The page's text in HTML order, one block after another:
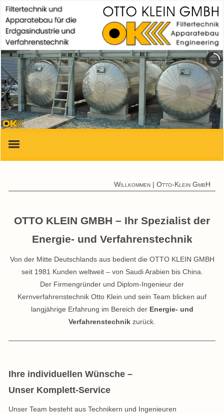
Produkte & Leistungen
Zertifikate
Kontakt & Anfahrt
Referenzen
Willkommen | Otto-Klein GmbH
OTTO KLEIN GMBH – Ihr Spezialist der
Energie- und Verfahrenstechnik
Von der Mitte Deutschlands aus bedient die OTTO KLEIN GMBH
seit 1981 Kunden weltweit – von Saudi Arabien bis China.
Der Firmengründer und Diplom-Ingenieur der
Kernverfahrenstechnik Otto Klein und sein Team blicken auf
langjährige Erfahrung im Bereich der Energie- und
Verfahrenstechnik zurück.
Ihre individuellen Wünsche –
Unser Komplett-Service
Unser Team besteht aus Technikern und Ingenieuren